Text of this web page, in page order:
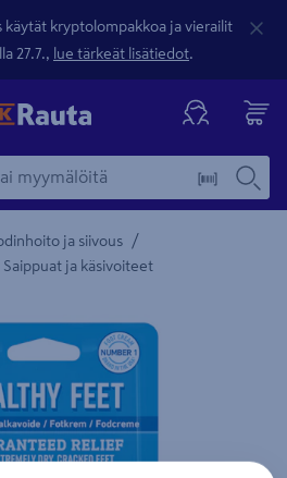
kryptolompakkoa ja vierailit
27.7., lue tärkeät lisätiedot.
ja siivous /
Saippuat ja käsivoiteet
löytyy Tuotteen kuvaus -